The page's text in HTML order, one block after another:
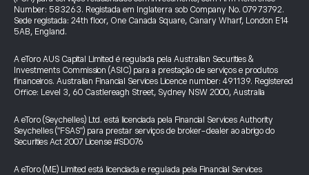
Number: 583263. Registada em Inglaterra sob Company No. 07973792.
Sede registada: 24th floor, One Canada Square, Canary Wharf, London E14
5AB, England.
A eToro AUS Capital Limited é regulada pela Australian Securities &
Investments Commission (ASIC) para a prestação de serviços e produtos
financeiros. Australian Financial Services Licence number: 491139. Registered
Office: Level 3, 60 Castlereagh Street, Sydney NSW 2000, Australia
A eToro (Seychelles) Ltd. está licenciada pela Financial Services Authority
Seychelles ("FSAS") para prestar serviços de broker-dealer ao abrigo do
Securities Act 2007 License #SD076
A eToro (ME) Limited está licenciada e regulada pela Financial Services